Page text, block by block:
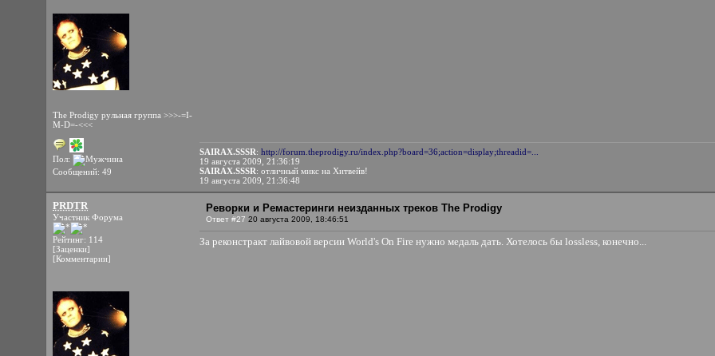
The Prodigy рульная группа >>>-=I-
M-D=-<<<
Пол:
Сообщений: 49
SAIRAX.SSSR: http://forum.theprodigy.ru/index.php?board=36;action=display;threadid=...
19 августа 2009, 21:36:19
SAIRAX.SSSR: отличный микс на Хитвейв!
19 августа 2009, 21:36:48
PRDTR
Участник Форума
Рейтинг: 114
[Заценки]
[Комментарии]
Реворки и Ремастеринги неизданных треков The Prodigy
Ответ #27 20 августа 2009, 18:46:51
За реконстракт лайвовой версии World's On Fire нужно медаль дать. Хотелось бы lossless, конечно...